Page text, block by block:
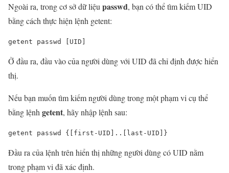
Ngoài ra, trong cơ sở dữ liệupasswd, bạn có thể tìm kiếm UID
bằng cách thực hiện lệnh getent:
getent passwd [UID]
Ở đầu ra, đầu vào của người dùng với UID đã chỉ định được hiển
thị.
Nếu bạn muốn tìm kiếm người dùng trong một phạm vi cụ thể
bằng lệnhgetent, hãy nhập lệnh sau:
getent passwd {[first - UID .. [last - UID ]}
Đầu ra của lệnh trên hiển thị những người dùng có UID nằm
trong phạm vi đã xác định.